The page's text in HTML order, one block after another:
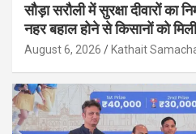
सौड़ा सरौली में सुरक्षा दीवारों का
नहर बहाल होने से किसानों को
August 6, 2026 Kathait